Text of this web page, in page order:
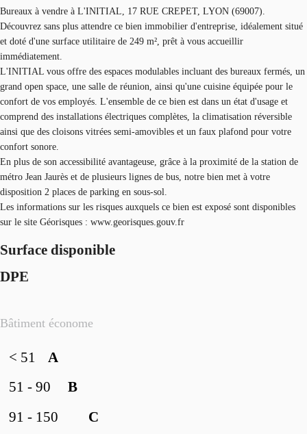
Bureaux à vendre à L'INITIAL, 17 RUE CREPET, LYON (69007).
Découvrez sans plus attendre ce bien immobilier d'entreprise, idéalement situé
et doté d'une surface utilitaire de 249 m², prêt à vous accueillir
immédiatement.
L'INITIAL vous offre des espaces modulables incluant des bureaux fermés, un
grand open space, une salle de réunion, ainsi qu'une cuisine équipée pour le
confort de vos employés. L'ensemble de ce bien est dans un état d'usage et
comprend des installations électriques complètes, la climatisation réversible
ainsi que des cloisons vitrées semi-amovibles et un faux plafond pour votre
confort sonore.
En plus de son accessibilité avantageuse, grâce à la proximité de la station de
métro Jean Jaurès et de plusieurs lignes de bus, notre bien met à votre
disposition 2 places de parking en sous-sol.
Les informations sur les risques auxquels ce bien est exposé sont disponibles
sur le site Géorisques : www.georisques.gouv.fr
Surface disponible
DPE
Bâtiment économe
A
< 51
B
51 - 90
C
91 - 150